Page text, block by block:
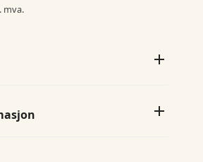
mva.